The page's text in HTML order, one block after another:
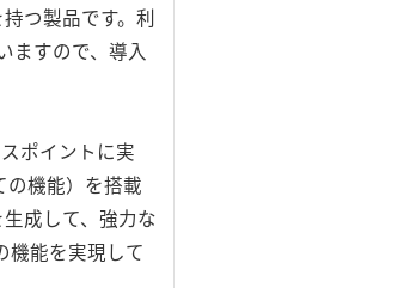
つ製品です。利
ますので、導入
ポイントに実
の機能）を搭載
成して、強力な
機能を実現して